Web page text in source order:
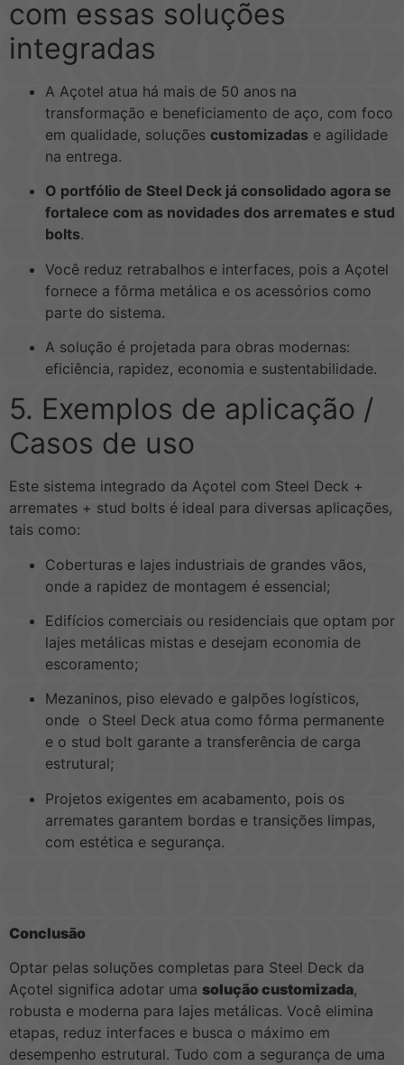
com essas soluções
integradas
A Açotel atua há mais de 50 anos na
transformação e beneficiamento de aço, com foco
em qualidade, soluções customizadas e agilidade
na entrega.
O portfólio de Steel Deck já consolidado agora se
fortalece com as novidades dos arremates e stud
bolts.
Você reduz retrabalhos e interfaces, pois a Açotel
fornece a fôrma metálica e os acessórios como
parte do sistema.
A solução é projetada para obras modernas:
eficiência, rapidez, economia e sustentabilidade.
5. Exemplos de aplicação /
Casos de uso
Este sistema integrado da Açotel com Steel Deck +
arremates + stud bolts é ideal para diversas aplicações,
tais como:
Coberturas e lajes industriais de grandes vãos,
onde a rapidez de montagem é essencial;
Edifícios comerciais ou residenciais que optam por
lajes metálicas mistas e desejam economia de
escoramento;
Mezaninos, piso elevado e galpões logísticos,
onde o Steel Deck atua como fôrma permanente
e o stud bolt garante a transferência de carga
estrutural;
Projetos exigentes em acabamento, pois os
arremates garantem bordas e transições limpas,
com estética e segurança.
Conclusão
Optar pelas soluções completas para Steel Deck da
Açotel significa adotar uma solução customizada,
robusta e moderna para lajes metálicas. Você elimina
etapas, reduz interfaces e busca o máximo em
desempenho estrutural. Tudo com a segurança de uma